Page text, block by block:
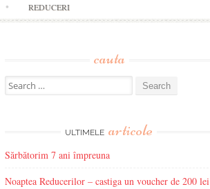
REDUCERI
cauta
Search
for:
ULTIMELE articole
Sărbătorim 7 ani împreuna
Noaptea Reducerilor – castiga un voucher de 200 lei